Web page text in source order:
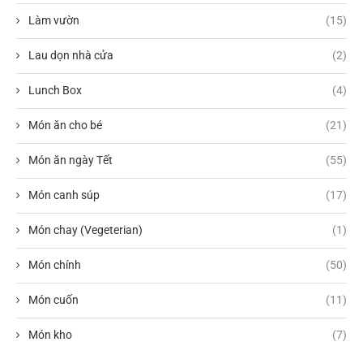
Làm vườn (15)
Lau dọn nhà cửa (2)
Lunch Box (4)
Món ăn cho bé (21)
Món ăn ngày Tết (55)
Món canh súp (17)
Món chay (Vegeterian) (1)
Món chính (50)
Món cuốn (11)
Món kho (7)